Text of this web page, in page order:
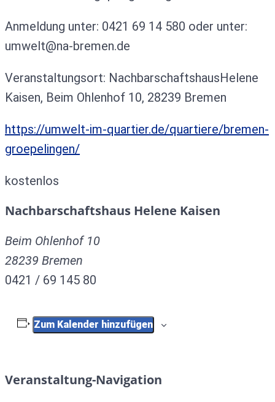
Anmeldung unter: 0421 69 14 580 oder unter:
umwelt@na-bremen.de
Veranstaltungsort: NachbarschaftshausHelene
Kaisen, Beim Ohlenhof 10, 28239 Bremen
https://umwelt-im-quartier.de/quartiere/bremen-
groepelingen/
kostenlos
Nachbarschaftshaus Helene Kaisen
Beim Ohlenhof 10
28239 Bremen
0421 / 69 145 80
Zum Kalender hinzufügen
Veranstaltung-Navigation